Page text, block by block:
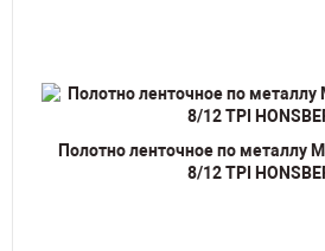
Полотно ленточное по металлу
8/12 TPI